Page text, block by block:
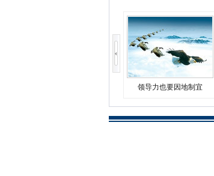
领导力也要因地制宜